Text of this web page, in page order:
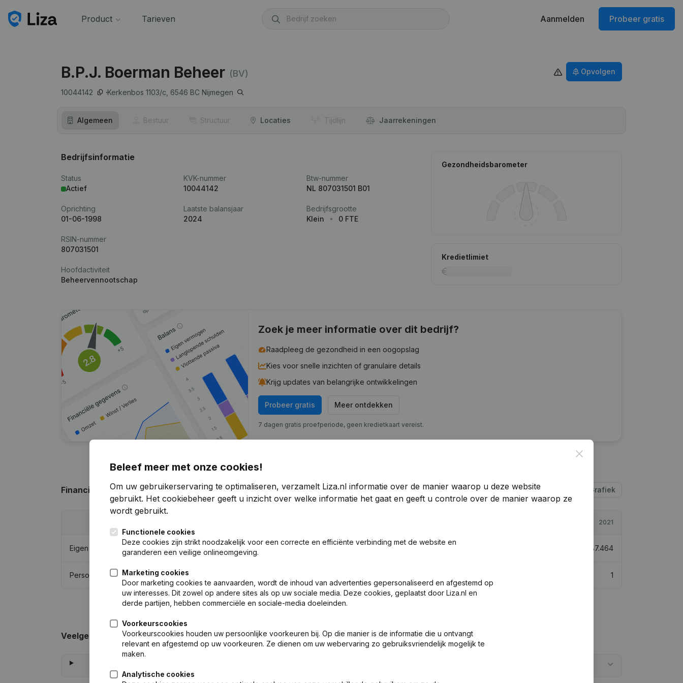
Product Tarieven Aanmelden Probeer gratis
B.P.J. Boerman Beheer (BV)
10044142 Kerkenbos 1103/c, 6546 BC Nijmegen
Opvolgen
Algemeen Bestuur Structuur Locaties Tijdlijn Jaar­rekeningen
Bedrijfsinformatie
Status
Actief
KVK-nummer
10044142
Btw-nummer
NL 807031501 B01
Oprichting
01-06-1998
Laatste balansjaar
2024
Bedrijfsgrootte
Klein
0 FTE
RSIN-nummer
807031501
Hoofdactiviteit
Beheervennootschap
Gezondheidsbarometer
Kredietlimiet
Zoek je meer informatie over dit bedrijf?
Raadpleeg de gezondheid in een oogopslag
Kies voor snelle inzichten of granulaire details
Krijg updates van belangrijke ontwikkelingen
Probeer gratis Meer ontdekken
7 dagen gratis proefperiode, geen kredietkaart vereist.
Financiële gegevensvan B.P.J. Boerman Beheer Grafiek
2021
Eigen vermogen 3.860.447 14,25% 3.087.464
Personeel 1
Veelgestelde vragen
Close
Beleef meer met onze cookies!
Om uw gebruikerservaring te optimaliseren, verzamelt Liza.nl informatie over de manier waarop u deze website
gebruikt. Het cookiebeheer geeft u inzicht over welke informatie het gaat en geeft u controle over de manier waarop ze
wordt gebruikt.
Functionele cookies
Deze cookies zijn strikt noodzakelijk voor een correcte en efficiënte verbinding met de website en
garanderen een veilige onlineomgeving.
Marketing cookies
Door marketing cookies te aanvaarden, wordt de inhoud van advertenties gepersonaliseerd en afgestemd op
uw interesses. Dit zowel op andere sites als op uw sociale media. Deze cookies, geplaatst door Liza.nl en
derde partijen, hebben commerciële en sociale-media doeleinden.
Voorkeurscookies
Voorkeurscookies houden uw persoonlijke voorkeuren bij. Op die manier is de informatie die u ontvangt
relevant en afgestemd op uw voorkeuren. Ze dienen om uw webervaring zo gebruiksvriendelijk mogelijk te
maken.
Analytische cookies